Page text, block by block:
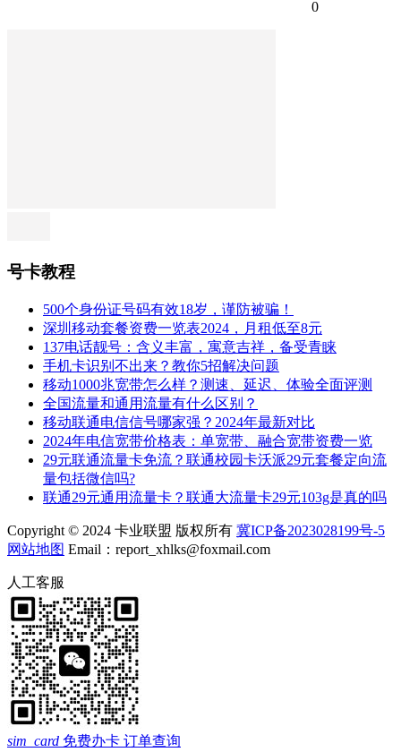
0
号卡教程
500个身份证号码有效18岁，谨防被骗！
深圳移动套餐资费一览表2024，月租低至8元
137电话靓号：含义丰富，寓意吉祥，备受青睐
手机卡识别不出来？教你5招解决问题
移动1000兆宽带怎么样？测速、延迟、体验全面评测
全国流量和通用流量有什么区别？
移动联通电信信号哪家强？2024年最新对比
2024年电信宽带价格表：单宽带、融合宽带资费一览
29元联通流量卡免流？联通校园卡沃派29元套餐定向流
量包括微信吗?
联通29元通用流量卡？联通大流量卡29元103g是真的吗
Copyright © 2024 卡业联盟 版权所有 冀ICP备2023028199号-5
网站地图 Email：report_xhlks@foxmail.com
人工客服
sim_card 免费办卡 订单查询